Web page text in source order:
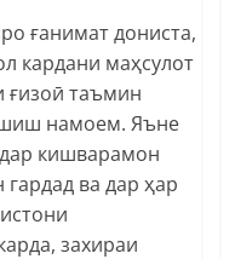
ғанимат дониста,
кардани маҳсулот
ғизоӣ таъмин
намоем. Яъне
кишварамон
ва дар ҳар
захираи